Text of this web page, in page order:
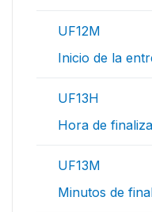
UF12M
Inicio de la
UF13H
Hora de
UF13M
Minutos de